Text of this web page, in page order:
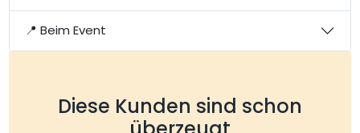
📍 Beim Event
Diese Kunden sind schon